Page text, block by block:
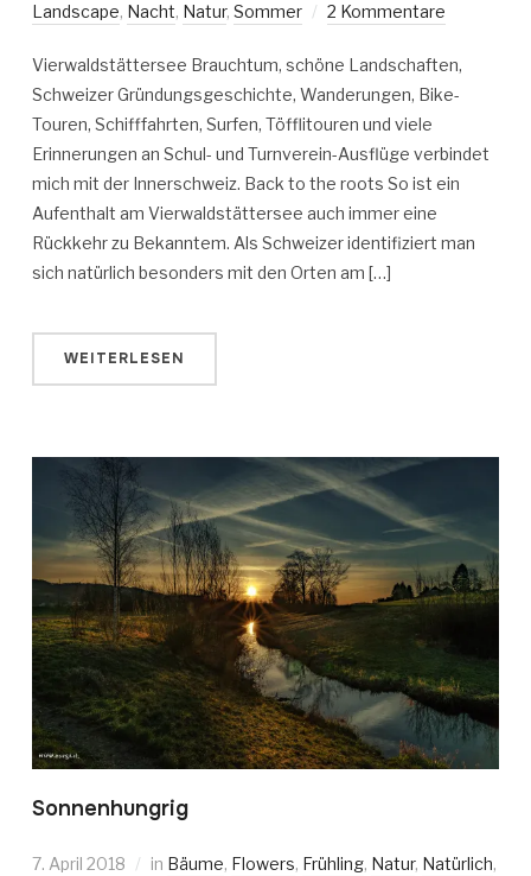
Landscape, Nacht, Natur, Sommer 2 Kommentare
Vierwaldstättersee Brauchtum, schöne Landschaften,
Schweizer Gründungsgeschichte, Wanderungen, Bike-
Touren, Schifffahrten, Surfen, Töfflitouren und viele
Erinnerungen an Schul- und Turnverein-Ausflüge verbindet
mich mit der Innerschweiz. Back to the roots So ist ein
Aufenthalt am Vierwaldstättersee auch immer eine
Rückkehr zu Bekanntem. Als Schweizer identifiziert man
sich natürlich besonders mit den Orten am […]
WEITERLESEN
Sonnenhungrig
7. April 2018 in Bäume, Flowers, Frühling, Natur, Natürlich,